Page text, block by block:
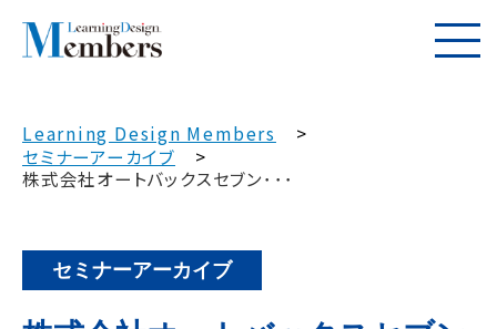
Learning Design Members
セミナーアーカイブ
株式会社オートバックスセブン･･･
セミナーアーカイブ